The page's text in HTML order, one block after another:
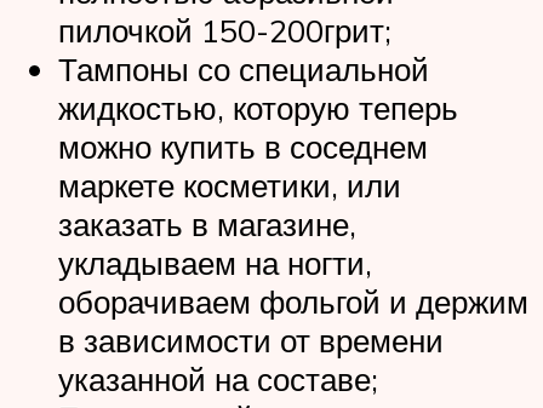
пилочкой 150-200грит;
Тампоны со специальной
жидкостью, которую теперь
можно купить в соседнем
маркете косметики, или
заказать в магазине,
укладываем на ногти,
оборачиваем фольгой и держим
в зависимости от времени
указанной на составе;